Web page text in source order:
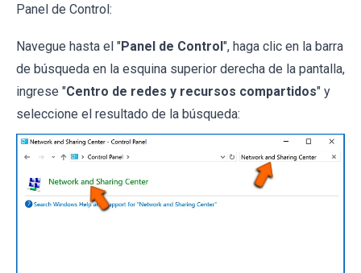
Panel de Control:
Navegue hasta el "Panel de Control", haga clic en la barra
de búsqueda en la esquina superior derecha de la pantalla,
ingrese "Centro de redes y recursos compartidos" y
seleccione el resultado de la búsqueda: